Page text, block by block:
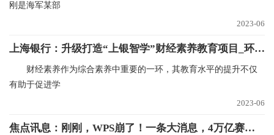
刚是海军某部
2023-06
上海银行：升级打造“上银智学”财经素养教育项目_环球快资讯
财经素养作为综合素养中重要的一环，其教育水平的提升不仅
有助于促进学
2023-06
焦点讯息：刚刚，WPS崩了！一条大消息，4万亿赛道狂飙！